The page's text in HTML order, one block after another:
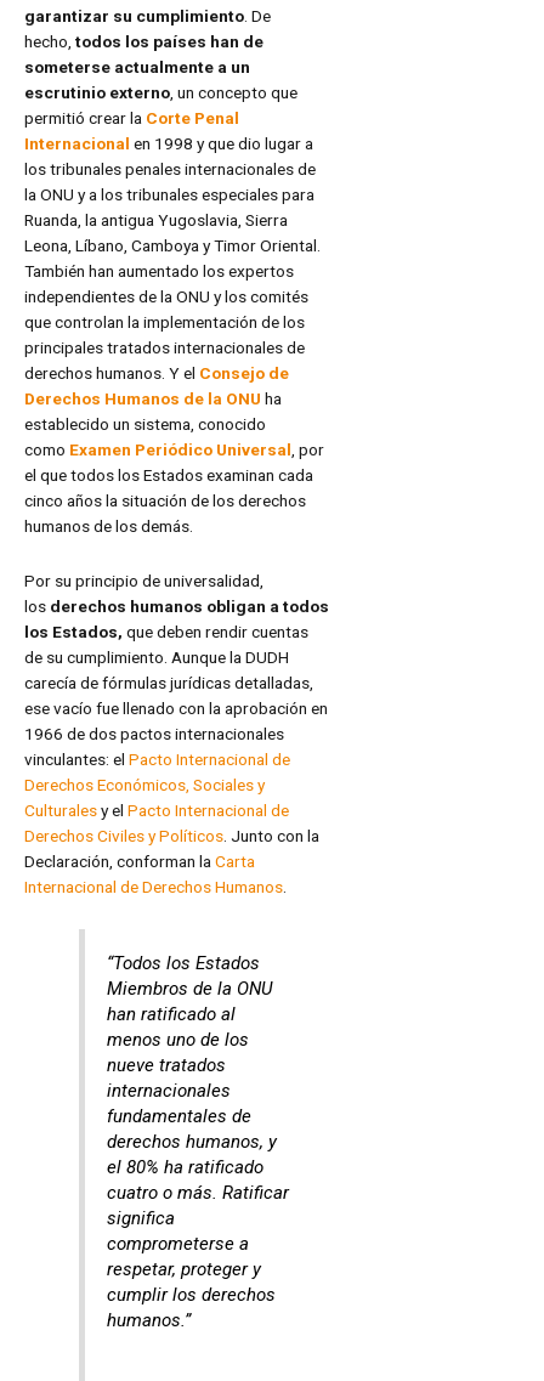
garantizar su cumplimiento . De
hecho, todos los países han de
someterse actualmente a un
escrutinio externo , un concepto que
permitió crear la Corte Penal
Internacional en 1998 y que dio lugar a
los tribunales penales internacionales de
la ONU y a los tribunales especiales para
Ruanda, la antigua Yugoslavia, Sierra
Leona, Líbano, Camboya y Timor Oriental.
También han aumentado los expertos
independientes de la ONU y los comités
que controlan la implementación de los
principales tratados internacionales de
derechos humanos. Y el Consejo de
Derechos Humanos de la ONU ha
establecido un sistema, conocido
como Examen Periódico Universal , por
el que todos los Estados examinan cada
cinco años la situación de los derechos
humanos de los demás.
Por su principio de universalidad,
los derechos humanos obligan a todos
los Estados, que deben rendir cuentas
de su cumplimiento. Aunque la DUDH
carecía de fórmulas jurídicas detalladas,
ese vacío fue llenado con la aprobación en
1966 de dos pactos internacionales
vinculantes: el Pacto Internacional de
Derechos Económicos, Sociales y
Culturalesy el Pacto Internacional de
Derechos Civiles y Políticos . Junto con la
Declaración, conforman la Carta
Internacional de Derechos Humanos
“Todos los Estados
Miembros de la ONU
han ratificado al
menos uno de los
nueve tratados
internacionales
fundamentales de
derechos humanos, y
el 80% ha ratificado
cuatro o más. Ratificar
significa
comprometerse a
respetar, proteger y
cumplir los derechos
humanos.”